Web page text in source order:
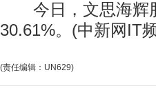
今日，文思海辉股
30.61%。(中新网IT
(责任编辑：UN629)